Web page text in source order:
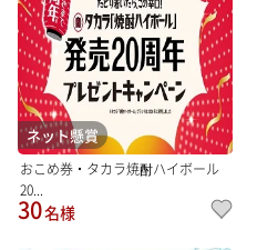
ネット懸賞
おこめ券・タカラ焼酎ハイボール
20...
30名様